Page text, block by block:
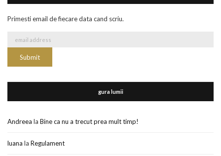
Primesti email de fiecare data cand scriu.
gura lumii
Andreea la Bine ca nu a trecut prea mult timp!
luana la Regulament